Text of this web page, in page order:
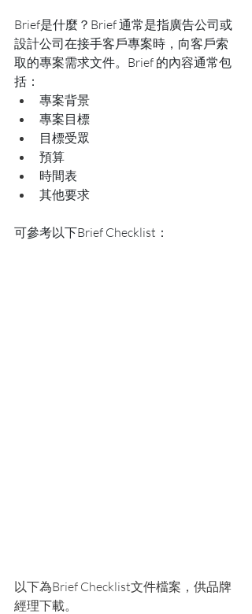
Brief是什麼？Brief 通常是指廣告公司或
設計公司在接手客戶專案時，向客戶索
取的專案需求文件。Brief 的內容通常包
括：
專案背景
專案目標
目標受眾
預算
時間表
其他要求
可參考以下Brief Checklist：
以下為Brief Checklist文件檔案，供品牌
經理下載。